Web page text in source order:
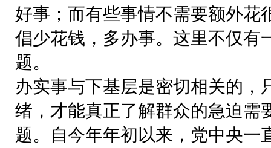
好事；而有些事情不需要额外花
倡少花钱，多办事。这里不仅有
题。
办实事与下基层是密切相关的，
绪，才能真正了解群众的急迫需
题。自今年年初以来，党中央一